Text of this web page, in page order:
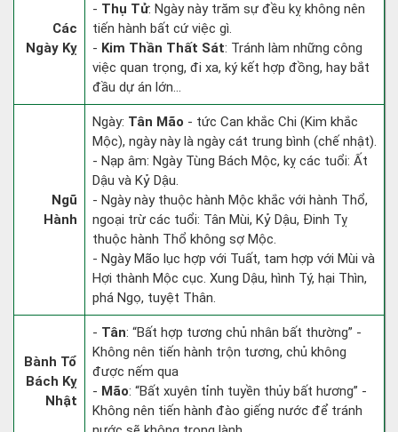
Các
Ngày Kỵ
- Thụ Tử: Ngày này trăm sự đều kỵ không nên
tiến hành bất cứ việc gì.
- Kim Thần Thất Sát: Tránh làm những công
việc quan trọng, đi xa, ký kết hợp đồng, hay bắt
đầu dự án lớn...
Ngũ
Hành
Ngày: Tân Mão - tức Can khắc Chi (Kim khắc
Mộc), ngày này là ngày cát trung bình (chế nhật).
- Nạp âm: Ngày Tùng Bách Mộc, kỵ các tuổi: Ất
Dậu và Kỷ Dậu.
- Ngày này thuộc hành Mộc khắc với hành Thổ,
ngoại trừ các tuổi: Tân Mùi, Kỷ Dậu, Đinh Tỵ
thuộc hành Thổ không sợ Mộc.
- Ngày Mão lục hợp với Tuất, tam hợp với Mùi và
Hợi thành Mộc cục. Xung Dậu, hình Tý, hại Thìn,
phá Ngọ, tuyệt Thân.
Bành Tổ
Bách Kỵ
Nhật
- Tân: “Bất hợp tương chủ nhân bất thường” -
Không nên tiến hành trộn tương, chủ không
được nếm qua
- Mão: “Bất xuyên tỉnh tuyền thủy bất hương” -
Không nên tiến hành đào giếng nước để tránh